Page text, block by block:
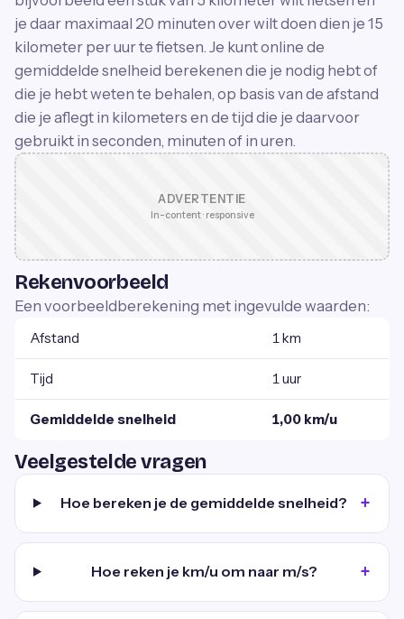
je daar maximaal 20 minuten over wilt doen dien je 15
kilometer per uur te fietsen. Je kunt online de
gemiddelde snelheid berekenen die je nodig hebt of
die je hebt weten te behalen, op basis van de afstand
die je aflegt in kilometers en de tijd die je daarvoor
gebruikt in seconden, minuten of in uren.
ADVERTENTIE
In-content · responsive
Rekenvoorbeeld
Een voorbeeldberekening met ingevulde waarden:
Afstand 1 km
Tijd 1 uur
Gemiddelde snelheid 1,00 km/u
Veelgestelde vragen
Hoe bereken je de gemiddelde snelheid?
Hoe reken je km/u om naar m/s?